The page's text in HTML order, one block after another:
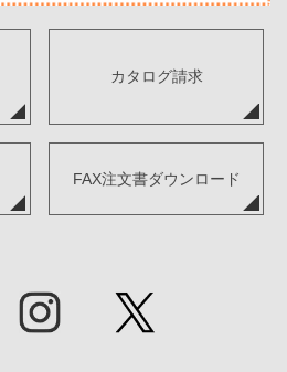
カタログ請求
FAX注文書ダウンロード